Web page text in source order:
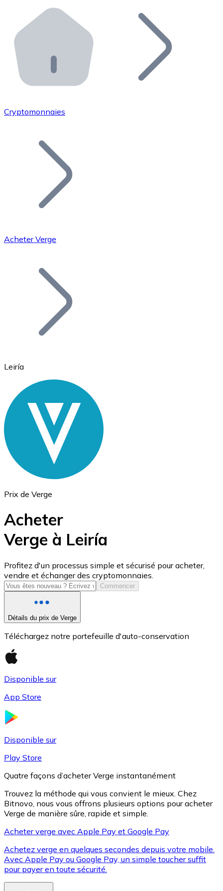
Distributeurs automatiques Bitnovo
Intégrez un ATM Bitnovo dans votre entreprise et
API Bitnovo
Intégrez notre API dans votre écosystème.
Rejoignez notre réseau de distributeurs et
Ajoutez le token de votre projet à notre service
Bitcoin
Ethereum
USD Coin
USDC
XRP
XRP
Cryptomonnaies
Acheter Verge
Leiría
Prix de Verge
Acheter
Verge à Leiría
Profitez d'un processus simple et sécurisé pour acheter,
vendre et échanger des cryptomonnaies.
Commencer
Détails du prix de Verge
Téléchargez notre portefeuille d'auto-conservation
Disponible sur
App Store
Disponible sur
Play Store
Quatre façons d’acheter Verge instantanément
Trouvez la méthode qui vous convient le mieux. Chez
Bitnovo, nous vous offrons plusieurs options pour acheter
Verge de manière sûre, rapide et simple.
Acheter verge avec Apple Pay et Google Pay
Achetez verge en quelques secondes depuis votre mobile.
Avec Apple Pay ou Google Pay, un simple toucher suffit
pour payer en toute sécurité.